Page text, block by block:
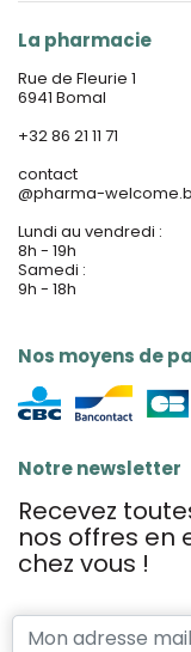
La pharmacie
Rue de Fleurie 1
6941 Bomal
+32 86 21 11 71
contact
@pharma-
Lundi au vendredi :
8h - 19h
Samedi :
9h - 18h
Nos moyens de
Notre newsletter
Recevez
nos offres en
chez vous !